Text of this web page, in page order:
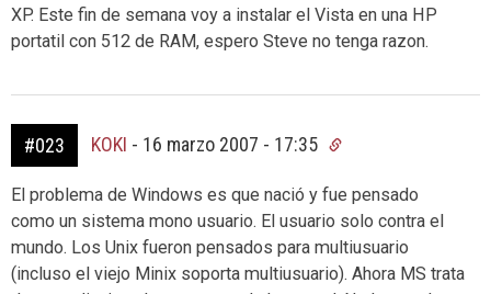
XP. Este fin de semana voy a instalar el Vista en una HP
portatil con 512 de RAM, espero Steve no tenga razon.
#023 KOKI - 16 marzo 2007 - 17:35
El problema de Windows es que nació y fue pensado
como un sistema mono usuario. El usuario solo contra el
mundo. Los Unix fueron pensados para multiusuario
(incluso el viejo Minix soporta multiusuario). Ahora MS trata